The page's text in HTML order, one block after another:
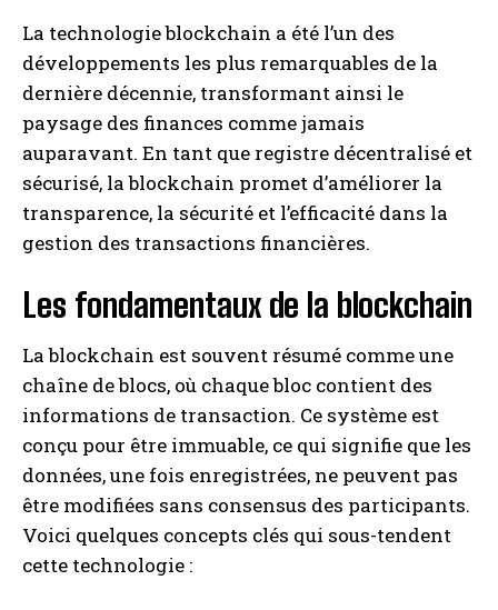
La technologie blockchain a été l’un des
développements les plus remarquables de la
dernière décennie, transformant ainsi le
paysage des finances comme jamais
auparavant. En tant que registre décentralisé et
sécurisé, la blockchain promet d’améliorer la
transparence, la sécurité et l’efficacité dans la
gestion des transactions financières.
Les fondamentaux de la blockchain
La blockchain est souvent résumé comme une
chaîne de blocs, où chaque bloc contient des
informations de transaction. Ce système est
conçu pour être immuable, ce qui signifie que les
données, une fois enregistrées, ne peuvent pas
être modifiées sans consensus des participants.
Voici quelques concepts clés qui sous-tendent
cette technologie :